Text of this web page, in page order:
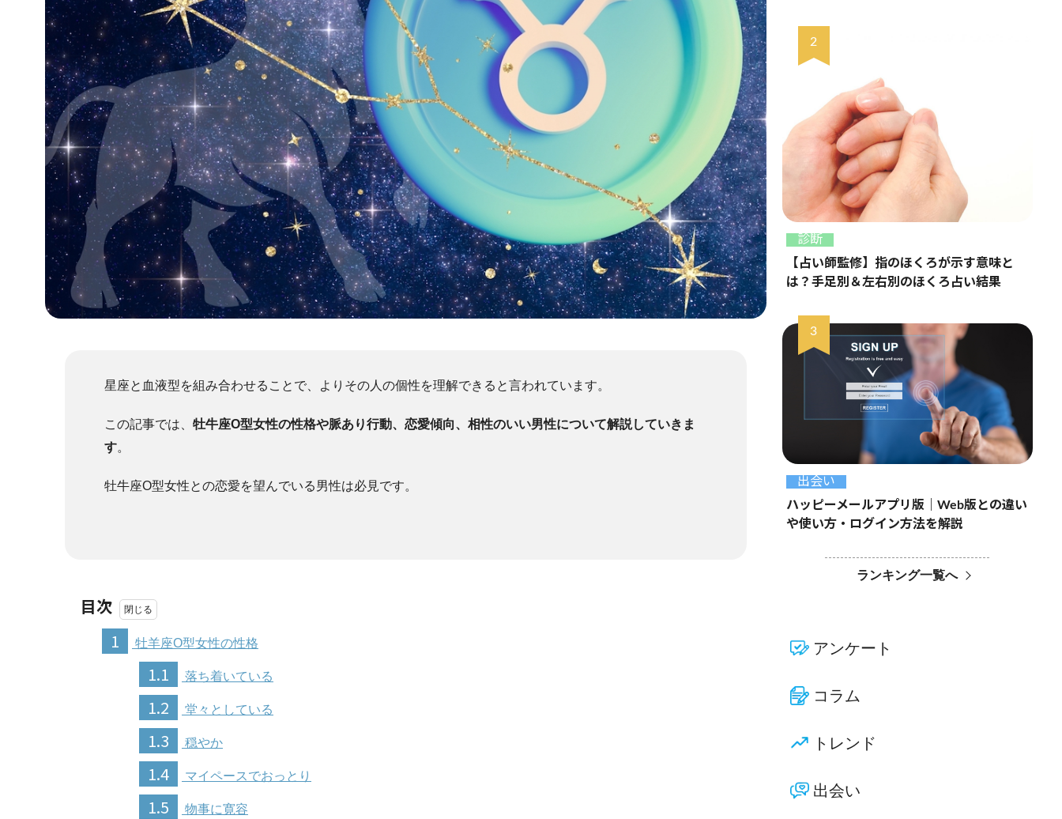
星座と血液型を組み合わせることで、よりその人の個性を理解できると言われています。
この記事では、 牡牛座O型女性の性格や脈あり行動、恋愛傾向、相性のいい男性について解説していきま
す。
牡牛座O型女性との恋愛を望んでいる男性は必見です。
目次
1
牡羊座O型女性の性格
1.1 落ち着いている
1.2 堂々としている
1.3 穏やか
1.4 マイペースでおっとり
1.5 物事に寛容
診断
【占い師監修】指のほくろが示す意味と
は？手足別＆左右別のほくろ占い結果
出会い
ハッピーメールアプリ版｜Web版との違い
や使い方・ログイン方法を解説
ランキング一覧へ
アンケート
コラム
トレンド
出会い